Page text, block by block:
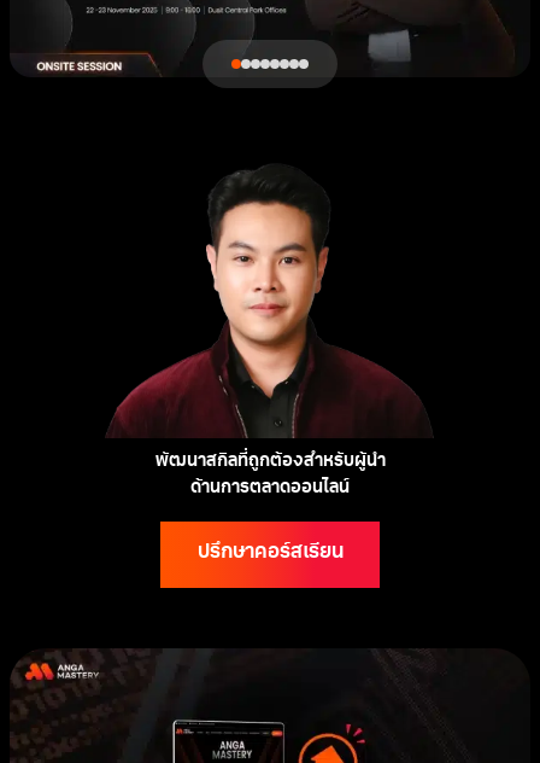
พัฒนาสกิลที่ถูกต้องสำหรับผู้นำ
ด้านการตลาดออนไลน์
ปรึกษาคอร์สเรียน